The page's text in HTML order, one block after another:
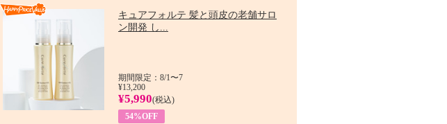
キュアフォルテ 髪と頭皮の老舗サロ
ン開発 し...
期間限定：8/1〜7
¥13,200
¥5,990(税込)
54%OFF